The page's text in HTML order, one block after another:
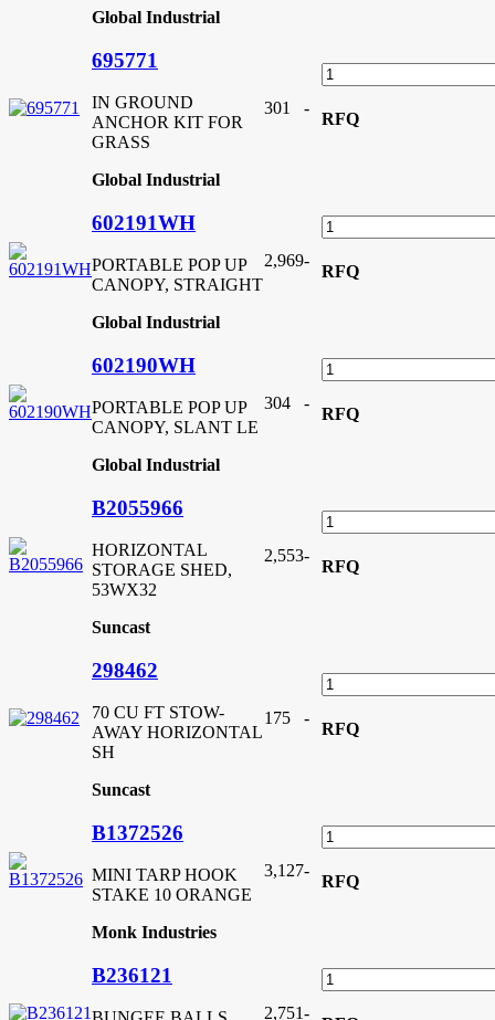
Global Industrial
695771
IN GROUND
ANCHOR KIT FOR
GRASS
Global Industrial
301 -
RFQ
602191WH
PORTABLE POP UP
CANOPY, STRAIGHT
Global Industrial
2,969-
RFQ
602190WH
PORTABLE POP UP
CANOPY, SLANT LE
Global Industrial
304 -
RFQ
B2055966
HORIZONTAL
STORAGE SHED,
53WX32
Suncast
2,553-
RFQ
298462
70 CU FT STOW-
AWAY HORIZONTAL
SH
Suncast
175 -
RFQ
B1372526
MINI TARP HOOK
STAKE 10 ORANGE
Monk Industries
3,127-
RFQ
B236121
2,751-